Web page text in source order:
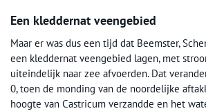
Een kleddernat veengebied
Maar er was dus een tijd dat Beemster,
een kleddernat veengebied lagen, met
uiteindelijk naar zee afvoerden. Dat
0, toen de monding van de noordelijke
hoogte van Castricum verzandde en het